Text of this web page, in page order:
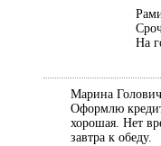
На
Марина
Оформлю
хорошая. Нет
завтра к обеду.